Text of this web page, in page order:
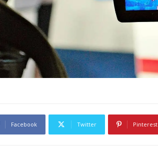
Facebook Twitter Pinterest